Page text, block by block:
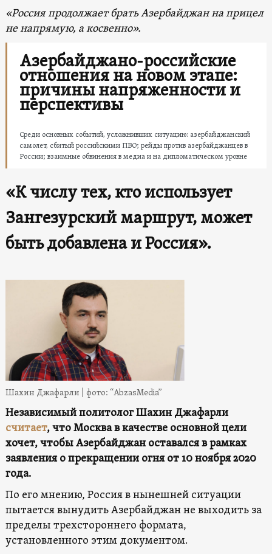
«Россия продолжает брать Азербайджан на прицел
не напрямую, а косвенно».
Азербайджано-российские
отношения на новом этапе:
причины напряженности и
перспективы
Среди основных событий, усложнивших ситуацию: азербайджанский
самолет, сбитый российскими ПВО; рейды против азербайджанцев в
России; взаимные обвинения в медиа и на дипломатическом уровне
«К числу тех, кто использует
Зангезурский маршрут, может
быть добавлена и Россия».
Шахин Джафарли | фото: “AbzasMedia”
Независимый политолог Шахин Джафарли
считает, что Москва в качестве основной цели
хочет, чтобы Азербайджан оставался в рамках
заявления о прекращении огня от 10 ноября 2020
года.
По его мнению, Россия в нынешней ситуации
пытается вынудить Азербайджан не выходить за
пределы трехстороннего формата,
установленного этим документом.